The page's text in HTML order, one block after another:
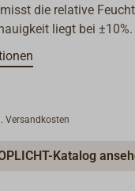
die relative
liegt bei ±10%.
Versandkosten
Katalog